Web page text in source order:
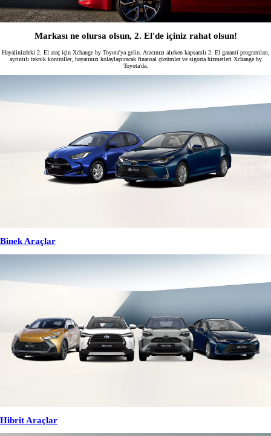
Markası ne olursa olsun, 2. El'de içiniz rahat olsun!
Hayalinizdeki 2. El araç için Xchange by Toyota'ya gelin. Aracınızı alırken kapsamlı 2. El garanti programları,
ayrıntılı teknik kontroller, hayatınızı kolaylaştıracak finansal çözümler ve sigorta hizmetleri Xchange by
Toyota'da.
Binek Araçlar
Hibrit Araçlar